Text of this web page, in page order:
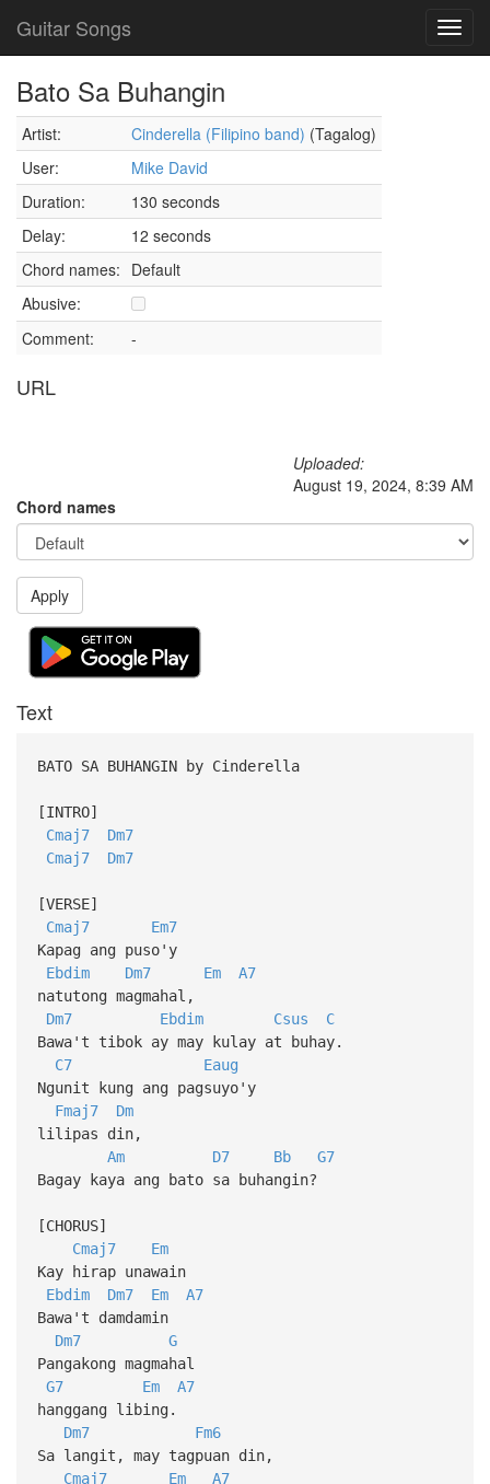
Guitar Songs
Bato Sa Buhangin
Artist: Cinderella (Filipino band) (Tagalog)
User:
Mike David
Duration:
130 seconds
Delay:
12 seconds
Chord names: Default
Abusive:
Comment:
-
URL
Uploaded:
August 19, 2024, 8:39 AM
Chord names
Apply
Text
BATO SA BUHANGIN by Cinderella
[INTRO]
Cmaj7
Dm7
Cmaj7
Dm7
[VERSE]
Cmaj7
Em7
Kapag ang puso'y
Ebdim
Dm7 Em
A7
natutong magmahal,
Dm7
Ebdim Csus
C
Bawa't tibok ay may kulay at buhay.
C7
Eaug
Ngunit kung ang pagsuyo'y
Fmaj7
Dm
lilipas din,
Am
D7 Bb
G7
Bagay kaya ang bato sa buhangin?
[CHORUS]
Cmaj7
Em
Kay hirap unawain
Ebdim
Dm7 Em
A7
Bawa't damdamin
Dm7
G
Pangakong magmahal
G7
Em
A7
hanggang libing.
Dm7
Fm6
Sa langit, may tagpuan din,
Cmaj7
Em
A7